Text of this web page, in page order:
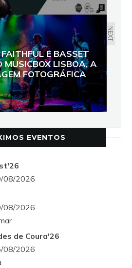
NEXT
E BASSET
MUSICBOX LISBOA, A
FOTOGRÁFICA
EVENTOS
08/2026
08/2026
de Coura'26
08/2026